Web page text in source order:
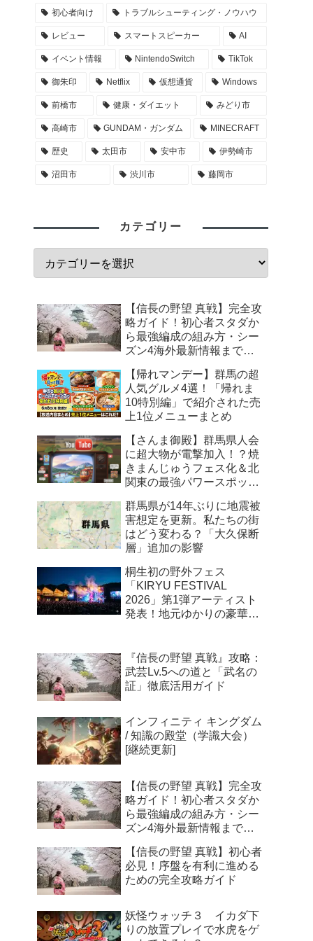
初心者向け トラブルシューティング・ノウハウ
レビュー スマートスピーカー AI
イベント情報 NintendoSwitch TikTok
御朱印 Netflix 仮想通貨 Windows
前橋市 健康・ダイエット みどり市
高崎市 GUNDAM・ガンダム MINECRAFT
歴史 太田市 安中市 伊勢崎市
沼田市 渋川市 藤岡市
カテゴリー
【信長の野望 真戦】完全攻
略ガイド！初心者スタダか
ら最強編成の組み方・シー
ズン4海外最新情報まで徹
【帰れマンデー】群馬の超
人気グルメ4選！「帰れま
10特別編」で紹介された売
上1位メニューまとめ
【さんま御殿】群馬県人会
に超大物が電撃加入！？焼
きまんじゅうフェス化＆北
関東の最強パワースポット
群馬県が14年ぶりに地震被
害想定を更新。私たちの街
はどう変わる？「大久保断
層」追加の影響
桐生初の野外フェス
「KIRYU FESTIVAL
2026」第1弾アーティスト
発表！地元ゆかりの豪華ユ
『信長の野望 真戦』攻略：
武芸Lv.5への道と「武名の
証」徹底活用ガイド
インフィニティ キングダム
/ 知識の殿堂（学識大会）
[継続更新]
【信長の野望 真戦】完全攻
略ガイド！初心者スタダか
ら最強編成の組み方・シー
ズン4海外最新情報まで徹
【信長の野望 真戦】初心者
必見！序盤を有利に進める
ための完全攻略ガイド
妖怪ウォッチ３ イカダ下
りの放置プレイで水虎をゲ